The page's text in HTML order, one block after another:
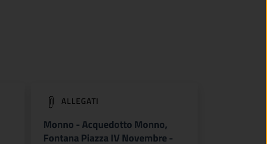
ALLEGATI
Monno - Acquedotto Monno,
Fontana Piazza IV Novembre -
(apre in un'altra scheda).